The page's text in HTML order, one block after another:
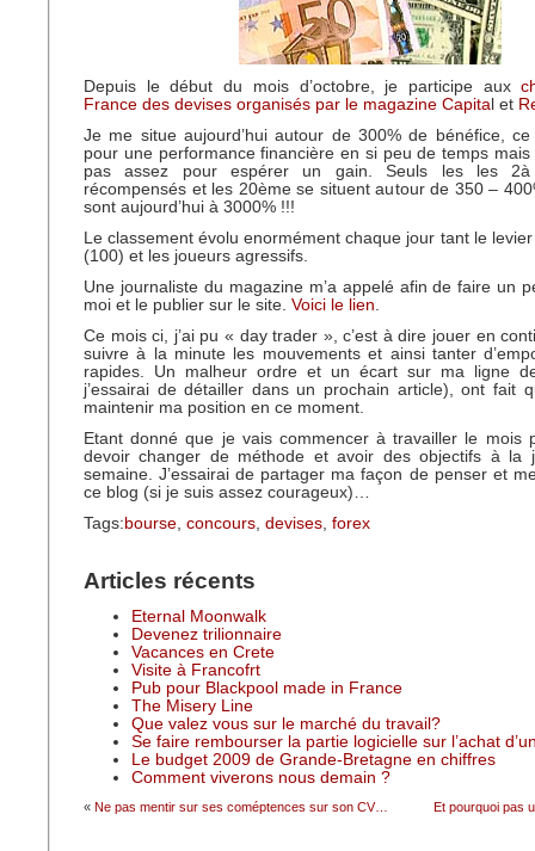
Depuis le début du mois d’octobre, je participe aux
France des devises organisés par le magazine Capita l et
Je me situe aujourd’hui autour de 300% de bénéfice,
pour une performance financière en si peu de temps
pas assez pour espérer un gain. Seuls les les 2à
récompensés et les 20ème se situent autour de 350 –
sont aujourd’hui à 3000% !!!
Le classement évolu enormément chaque jour tant le
(100) et les joueurs agressifs.
Une journaliste du magazine m’a appelé afin de faire un
moi et le publier sur le site. Voici le lien.
Ce mois ci, j’ai pu « day trader », c’est à dire jouer en
suivre à la minute les mouvements et ainsi tanter
rapides. Un malheur ordre et un écart sur ma ligne
j’essairai de détailler dans un prochain article), ont fait
maintenir ma position en ce moment.
Etant donné que je vais commencer à travailler le mois
devoir changer de méthode et avoir des objectifs à la
semaine. J’essairai de partager ma façon de penser et
ce blog (si je suis assez courageux)…
Tags: bourse, concours, devises, forex
Articles récents
Eternal Moonwalk
Devenez trilionnaire
Vacances en Crete
Visite à Francofrt
Pub pour Blackpool made in France
The Misery Line
Que valez vous sur le marché du travail?
Se faire rembourser la partie logicielle sur l’achat
Le budget 2009 de Grande-Bretagne en chiffres
Comment viverons nous demain ?
« Ne pas mentir sur ses coméptences sur son CV… Et pourquoi pas